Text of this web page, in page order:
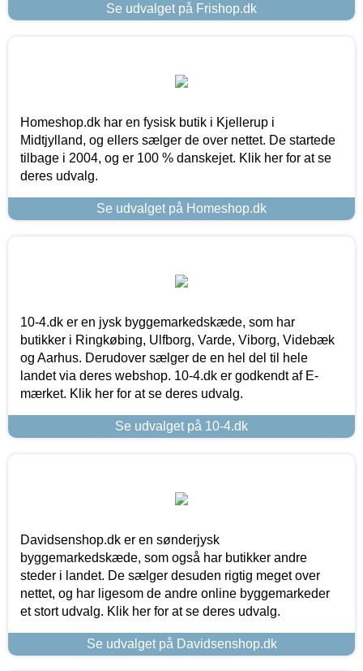
Se udvalget på Frishop.dk
Homeshop.dk har en fysisk butik i Kjellerup i
Midtjylland, og ellers sælger de over nettet. De startede
tilbage i 2004, og er 100 % danskejet. Klik her for at se
deres udvalg.
Se udvalget på Homeshop.dk
10-4.dk er en jysk byggemarkedskæde, som har
butikker i Ringkøbing, Ulfborg, Varde, Viborg, Videbæk
og Aarhus. Derudover sælger de en hel del til hele
landet via deres webshop. 10-4.dk er godkendt af E-
mærket. Klik her for at se deres udvalg.
Se udvalget på 10-4.dk
Davidsenshop.dk er en sønderjysk
byggemarkedskæde, som også har butikker andre
steder i landet. De sælger desuden rigtig meget over
nettet, og har ligesom de andre online byggemarkeder
et stort udvalg. Klik her for at se deres udvalg.
Se udvalget på Davidsenshop.dk